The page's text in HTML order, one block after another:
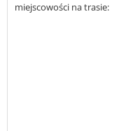
miejscowości na trasie: